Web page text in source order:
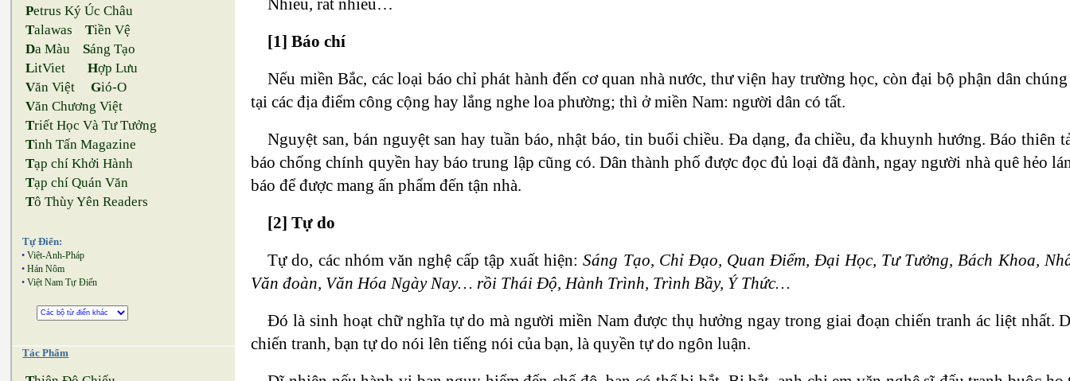
Petrus Ký Úc Châu
Talawas Tiền Vệ
Da Màu Sáng Tạo
LitViet Hợp Lưu
Văn Việt Gió-O
Văn Chương Việt
Triết Học Và Tư Tưởng
Tinh Tấn Magazine
Tạp chí Khởi Hành
Tạp chí Quán Văn
Tô Thùy Yên Readers
Tự Điển:
• Việt-Anh-Pháp
• Hán Nôm
• Việt Nam Tự Điển
Tác Phẩm
[1] Báo chí
Nếu miền Bắc, các loại báo chỉ phát hành đến cơ quan nhà nước, thư viện hay trường học, còn đại bộ phận dân
tại các địa điểm công cộng hay lắng nghe loa phường; thì ở miền Nam: người dân có tất.
Nguyệt san, bán nguyệt san hay tuần báo, nhật báo, tin buổi chiều. Đa dạng, đa chiều, đa khuynh hướng. Báo thiên
báo chống chính quyền hay báo trung lập cũng có. Dân thành phố được đọc đủ loại đã đành, ngay người nhà quê hẻo
báo để được mang ấn phẩm đến tận nhà.
[2] Tự do
Tự do, các nhóm văn nghệ cấp tập xuất hiện:Sáng Tạo, Chỉ Đạo, Quan Điểm, Đại Học, Tư Tưởng, Bách Khoa,
Văn đoàn, Văn Hóa Ngày Nay… rồi Thái Độ, Hành Trình, Trình Bầy, Ý Thức…
Đó là sinh hoạt chữ nghĩa tự do mà người miền Nam được thụ hưởng ngay trong giai đoạn chiến tranh ác liệt nhất.
chiến tranh, bạn tự do nói lên tiếng nói của bạn, là quyền tự do ngôn luận.